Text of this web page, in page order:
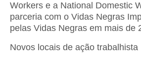
Workers e a National Domestic
parceria com o Vidas Negras
pelas Vidas Negras em mais de
Novos locais de ação trabalhista